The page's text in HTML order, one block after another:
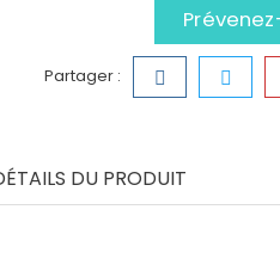
Partager :
DU PRODUIT